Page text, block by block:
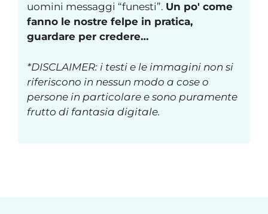
uomini messaggi “funesti”. Un po' come
fanno le nostre felpe in pratica,
guardare per credere…
*DISCLAIMER: i testi e le immagini non si
riferiscono in nessun modo a cose o
persone in particolare e sono puramente
frutto di fantasia digitale.